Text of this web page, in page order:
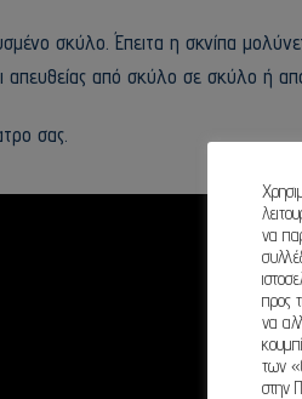
σκύλο. Έπειτα η σκνίπα
απευθείας από σκύλο σε σκύλο ή
σας.
να
προς
να
των
στην